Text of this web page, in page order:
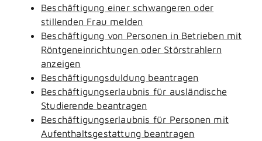
Beschäftigung einer schwangeren oder
stillenden Frau melden
Beschäftigung von Personen in Betrieben mit
Röntgeneinrichtungen oder Störstrahlern
anzeigen
Beschäftigungsduldung beantragen
Beschäftigungserlaubnis für ausländische
Studierende beantragen
Beschäftigungserlaubnis für Personen mit
Aufenthaltsgestattung beantragen